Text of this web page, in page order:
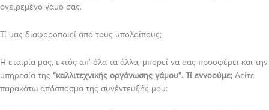
ονειρεμένο γάμο σας.
Τί μας διαφοροποιεί από τους υπολοίπους;
Η εταιρία μας, εκτός απ’ όλα τα άλλα, μπορεί να σας προσφέρει και την
υπηρεσία της “καλλιτεχνικής οργάνωσης γάμου”. Τί εννοούμε; Δείτε
παρακάτω απόσπασμα της συνέντευξής μου: